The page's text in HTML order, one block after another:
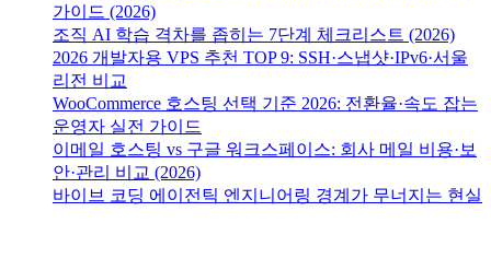
가이드 (2026)
조직 AI 학습 격차를 좁히는 7단계 체크리스트 (2026)
2026 개발자용 VPS 추천 TOP 9: SSH·스냅샷·IPv6·서울
리전 비교
WooCommerce 호스팅 선택 기준 2026: 전환율·속도 잡는
운영자 실전 가이드
이메일 호스팅 vs 구글 워크스페이스: 회사 메일 비용·보
안·관리 비교 (2026)
바이브 코딩 에이전틱 엔지니어링 경계가 무너지는 현실